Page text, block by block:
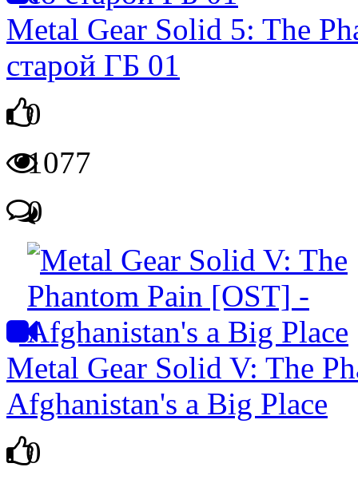
Metal Gear Solid 5: The
старой ГБ 01
0
1077
0
Metal Gear Solid V: The
Afghanistan's a Big Place
0